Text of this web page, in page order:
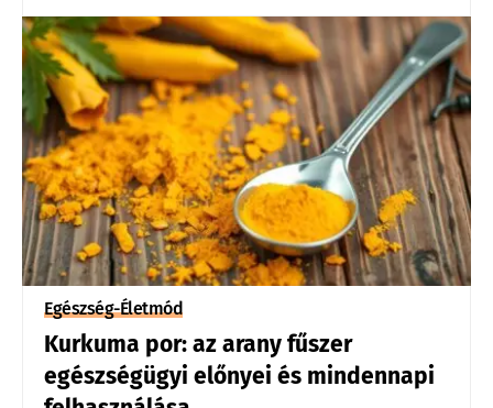
Egészség-Életmód
Kurkuma por: az arany fűszer
egészségügyi előnyei és mindennapi